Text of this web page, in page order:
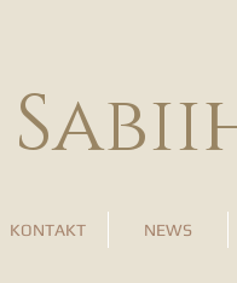
KONTAKT NEWS